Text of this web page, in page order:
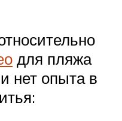
для пляжа
нет опыта в